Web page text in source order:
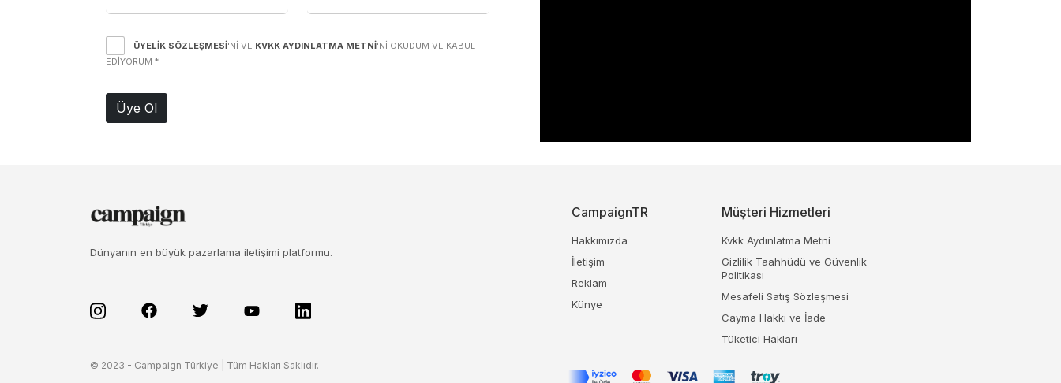
ÜYELIK SÖZLEŞMESI'NI VE KVKK AYDINLATMA METNI'NI OKUDUM VE KABUL
EDIYORUM *
Üye Ol
Dünyanın en büyük pazarlama iletişimi platformu.
© 2023 - Campaign Türkiye | Tüm Hakları Saklıdır.
CampaignTR
Hakkımızda
İletişim
Reklam
Künye
Müşteri Hizmetleri
Kvkk Aydınlatma Metni
Gizlilik Taahhüdü ve Güvenlik
Politikası
Mesafeli Satış Sözleşmesi
Cayma Hakkı ve İade
Tüketici Hakları